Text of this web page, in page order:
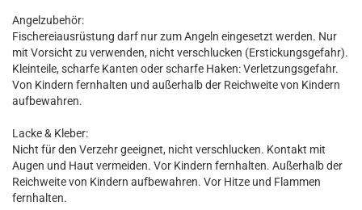
Angelzubehör:
Fischereiausrüstung darf nur zum Angeln eingesetzt werden. Nur
mit Vorsicht zu verwenden, nicht verschlucken (Erstickungsgefahr).
Kleinteile, scharfe Kanten oder scharfe Haken: Verletzungsgefahr.
Von Kindern fernhalten und außerhalb der Reichweite von Kindern
aufbewahren.
Lacke & Kleber:
Nicht für den Verzehr geeignet, nicht verschlucken. Kontakt mit
Augen und Haut vermeiden. Vor Kindern fernhalten. Außerhalb der
Reichweite von Kindern aufbewahren. Vor Hitze und Flammen
fernhalten.